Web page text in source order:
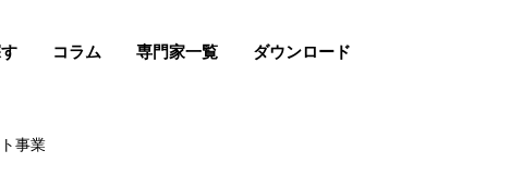
コラム 専門家一覧 ダウンロード
事業